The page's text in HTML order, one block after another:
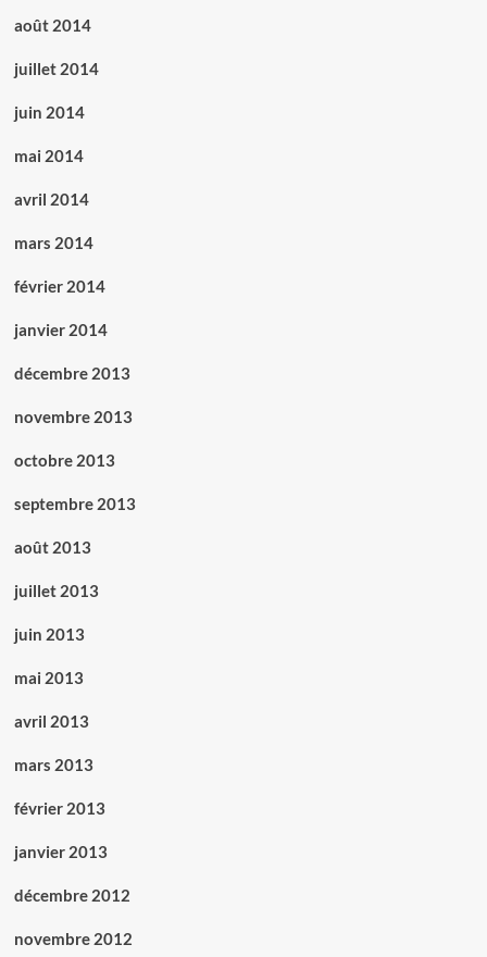
août 2014
juillet 2014
juin 2014
mai 2014
avril 2014
mars 2014
février 2014
janvier 2014
décembre 2013
novembre 2013
octobre 2013
septembre 2013
août 2013
juillet 2013
juin 2013
mai 2013
avril 2013
mars 2013
février 2013
janvier 2013
décembre 2012
novembre 2012